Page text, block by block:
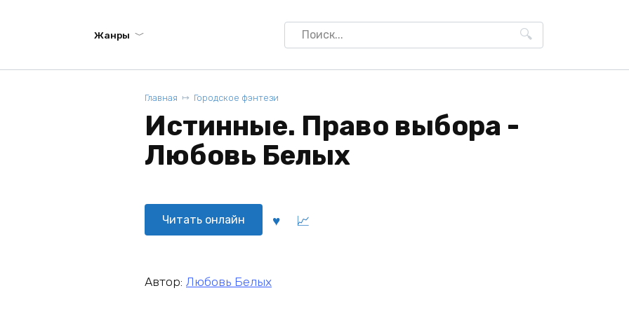
Жанры
Search
for:
Главная Городское фэнтези
Истинные. Право выбора -
Любовь Белых
Читать онлайн
Автор: Любовь Белых